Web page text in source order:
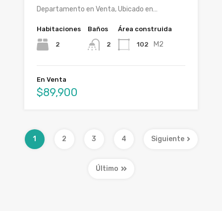
Departamento en Venta, Ubicado en…
Habitaciones
2
Baños
2
Área construida
102 M2
En Venta
$89,900
1 2 3 4 Siguiente
Último